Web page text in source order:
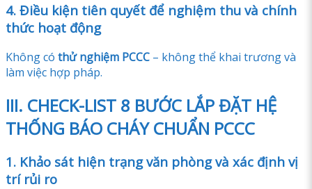
4. Điều kiện tiên quyết để nghiệm thu và chính
thức hoạt động
Không có thử nghiệm PCCC – không thể khai trương và
làm việc hợp pháp.
III. CHECK-LIST 8 BƯỚC LẮP ĐẶT HỆ
THỐNG BÁO CHÁY CHUẨN PCCC
1. Khảo sát hiện trạng văn phòng và xác định vị
trí rủi ro